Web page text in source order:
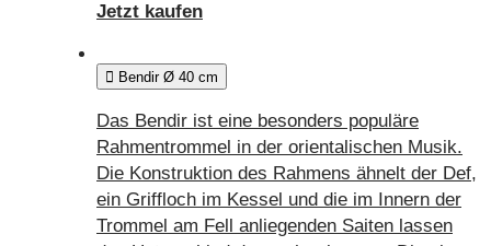
Jetzt kaufen
Bendir Ø 40 cm
Das Bendir ist eine besonders populäre
Rahmentrommel in der orientalischen Musik.
Die Konstruktion des Rahmens ähnelt der Def,
ein Griffloch im Kessel und die im Innern der
Trommel am Fell anliegenden Saiten lassen